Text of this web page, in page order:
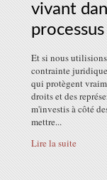
vivant
Et si nous
contrainte
qui protègent
droits et des
m'investis à côté
mettre...
Lire la suite